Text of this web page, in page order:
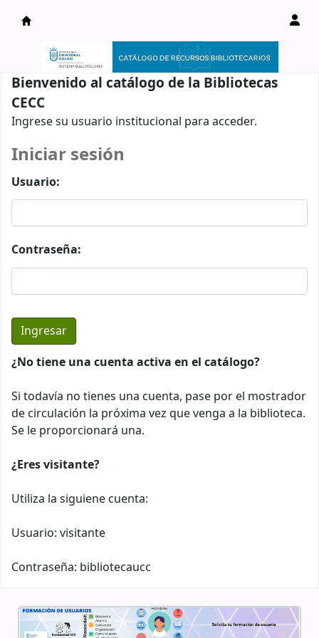
Catálogo en línea
Bienvenido al catálogo de la Bibliotecas
CECC
Ingrese su usuario institucional para acceder.
Iniciar sesión
Usuario:
Contraseña:
¿No tiene una cuenta activa en el catálogo?
Si todavía no tienes una cuenta, pase por el mostrador
de circulación la próxima vez que venga a la biblioteca.
Se le proporcionará una.
¿Eres visitante?
Utiliza la siguiene cuenta:
Usuario: visitante
Contraseña: bibliotecaucc